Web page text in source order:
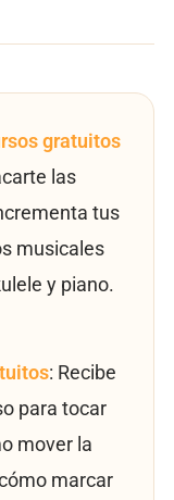
gratuitos
las
tus
musicales
y piano.
: Recibe
para tocar
mover la
marcar